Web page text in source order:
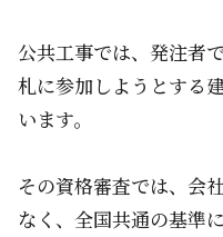
公共工事では、発注者
札に参加しようとする
います。
その資格審査では、会
なく、全国共通の基準